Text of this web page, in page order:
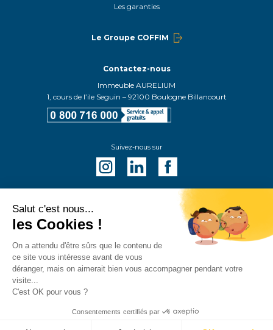
Les garanties
Le Groupe COFFIM
Contactez-nous
Immeuble AURELIUM
1, cours de l’ile Seguin – 92100 Boulogne Billancourt
Suivez-nous sur
Crédits
Politique des cookies
Salut c'est nous...
les Cookies !
On a attendu d'être sûrs que le contenu de
ce site vous intéresse avant de vous
déranger, mais on aimerait bien vous accompagner pendant votre
visite...
C'est OK pour vous ?
Consentements certifiés par